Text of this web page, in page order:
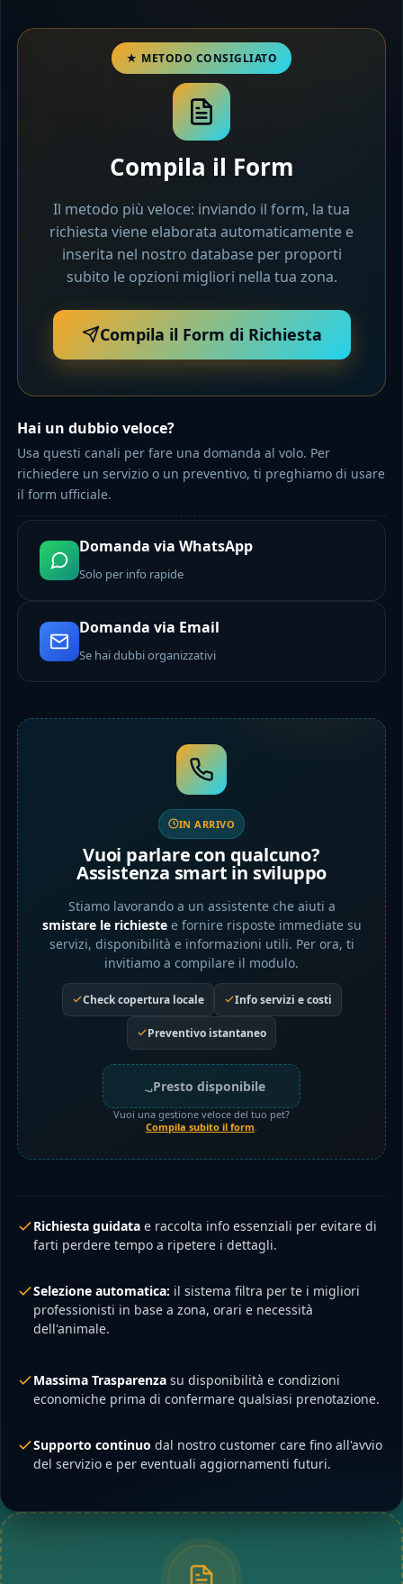
Compila il Form
Il metodo più veloce: inviando il form, la tua
richiesta viene elaborata automaticamente e
inserita nel nostro database per proporti
subito le opzioni migliori nella tua zona.
Compila il Form di Richiesta
Hai un dubbio veloce?
Usa questi canali per fare una domanda al volo. Per
richiedere un servizio o un preventivo, ti preghiamo di usare
il form ufficiale.
Domanda via WhatsApp
Solo per info rapide
Domanda via Email
Se hai dubbi organizzativi
IN ARRIVO
Vuoi parlare con qualcuno?
Assistenza smart in sviluppo
Stiamo lavorando a un assistente che aiuti a
smistare le richiestee fornire risposte immediate su
servizi, disponibilità e informazioni utili. Per ora, ti
invitiamo a compilare il modulo.
Check copertura locale Info servizi e costi
Preventivo istantaneo
Presto disponibile
Vuoi una gestione veloce del tuo pet?
Compila subito il form
Richiesta guidata e raccolta info essenziali per evitare di
farti perdere tempo a ripetere i dettagli.
Selezione automatica: il sistema filtra per te i migliori
professionisti in base a zona, orari e necessità
dell'animale.
Massima Trasparenza su disponibilità e condizioni
economiche prima di confermare qualsiasi prenotazione.
Supporto continuo dal nostro customer care fino all'avvio
del servizio e per eventuali aggiornamenti futuri.